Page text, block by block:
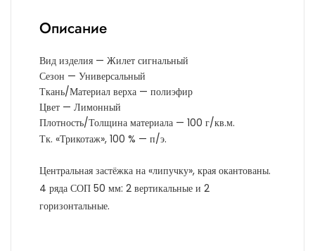
Описание
Вид изделия — Жилет сигнальный
Сезон — Универсальный
Ткань/Материал верха — полиэфир
Цвет — Лимонный
Плотность/Толщина материала — 100 г/кв.м.
Тк. «Трикотаж», 100 % — п/э.
Центральная застёжка на «липучку», края окантованы.
4 ряда СОП 50 мм: 2 вертикальные и 2
горизонтальные.